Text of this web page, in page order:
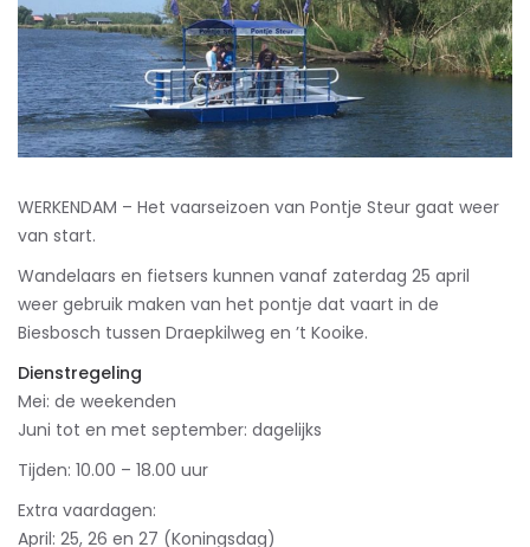
WERKENDAM – Het vaarseizoen van Pontje Steur gaat weer
van start.
Wandelaars en fietsers kunnen vanaf zaterdag 25 april
weer gebruik maken van het pontje dat vaart in de
Biesbosch tussen Draepkilweg en ’t Kooike.
Dienstregeling
Mei: de weekenden
Juni tot en met september: dagelijks
Tijden: 10.00 – 18.00 uur
Extra vaardagen:
April: 25, 26 en 27 (Koningsdag)